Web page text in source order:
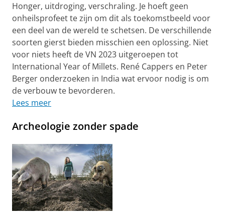
Honger, uitdroging, verschraling. Je hoeft geen
onheilsprofeet te zijn om dit als toekomstbeeld voor
een deel van de wereld te schetsen. De verschillende
soorten gierst bieden misschien een oplossing. Niet
voor niets heeft de VN 2023 uitgeroepen tot
International Year of Millets. René Cappers en Peter
Berger onderzoeken in India wat ervoor nodig is om
de verbouw te bevorderen.
Lees meer
Archeologie zonder spade